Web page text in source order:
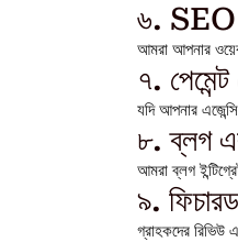
৬.
আমরা আপনার
৭.
যদি আপনার
৮. ব্লগ
আমরা ব্লগ
৯.
গ্রাহকদের রিভিউ